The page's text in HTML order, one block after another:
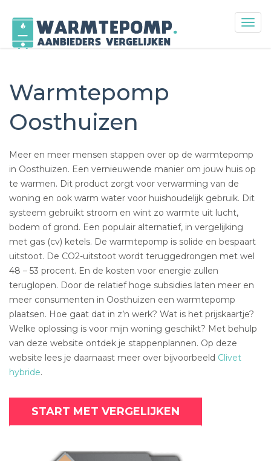
content
Warmtepomp
Oosthuizen
Meer en meer mensen stappen over op de warmtepomp
in Oosthuizen. Een vernieuwende manier om jouw huis op
te warmen. Dit product zorgt voor verwarming van de
woning en ook warm water voor huishoudelijk gebruik. Dit
systeem gebruikt stroom en wint zo warmte uit lucht,
bodem of grond. Een populair alternatief, in vergelijking
met gas (cv) ketels. De warmtepomp is solide en bespaart
uitstoot. De CO2-uitstoot wordt teruggedrongen met wel
48 – 53 procent. En de kosten voor energie zullen
teruglopen. Door de relatief hoge subsidies laten meer en
meer consumenten in Oosthuizen een warmtepomp
plaatsen. Hoe gaat dat in z’n werk? Wat is het prijskaartje?
Welke oplossing is voor mijn woning geschikt? Met behulp
van deze website ontdek je stappenplannen. Op deze
website lees je daarnaast meer over bijvoorbeeld Clivet
hybride.
START MET VERGELIJKEN